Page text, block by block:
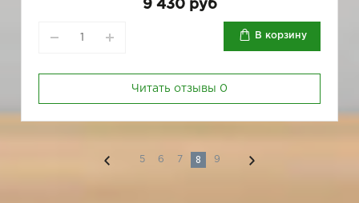
9 430 руб
В корзину
Читать отзывы 0
5 6 7 8 9